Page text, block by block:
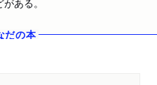
ある。
だの本